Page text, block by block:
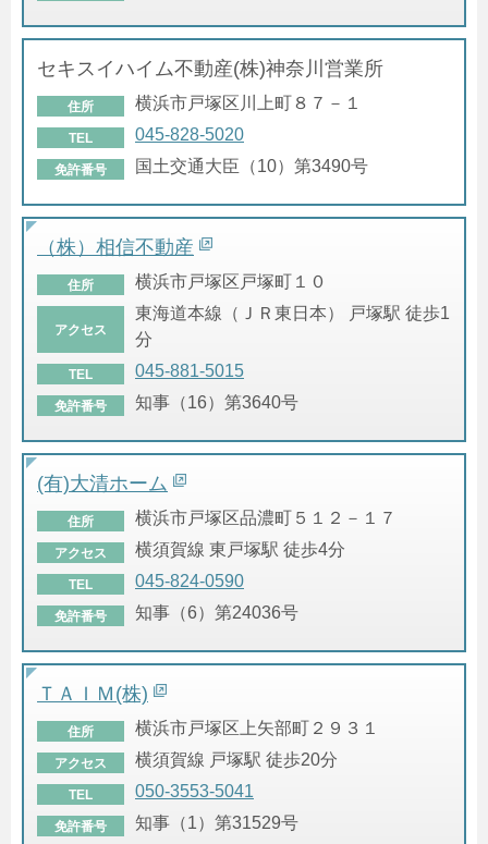
セキスイハイム不動産(株)神奈川営業所
住所 横浜市戸塚区川上町８７－１
TEL 045-828-5020
免許番号 国土交通大臣（10）第3490号
（株）相信不動産
住所 横浜市戸塚区戸塚町１０
アクセス
東海道本線（ＪＲ東日本） 戸塚駅 徒歩1
分
TEL 045-881-5015
免許番号 知事（16）第3640号
(有)大清ホーム
住所 横浜市戸塚区品濃町５１２－１７
アクセス 横須賀線 東戸塚駅 徒歩4分
TEL 045-824-0590
免許番号 知事（6）第24036号
ＴＡＩＭ(株)
住所 横浜市戸塚区上矢部町２９３１
アクセス 横須賀線 戸塚駅 徒歩20分
TEL 050-3553-5041
免許番号 知事（1）第31529号